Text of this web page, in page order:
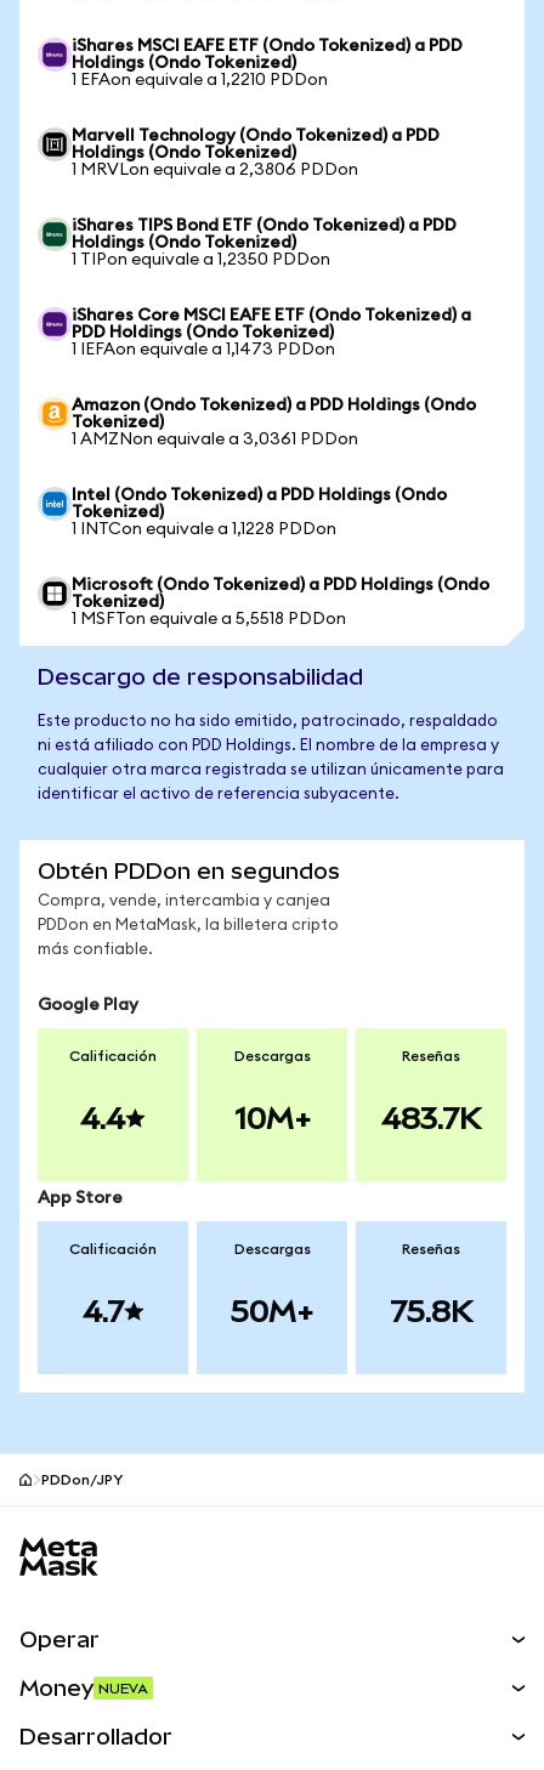
iShares MSCI EAFE ETF (Ondo Tokenized) a PDD
Holdings (Ondo Tokenized)
1 EFAon equivale a 1,2210 PDDon
Marvell Technology (Ondo Tokenized) a PDD
Holdings (Ondo Tokenized)
1 MRVLon equivale a 2,3806 PDDon
iShares TIPS Bond ETF (Ondo Tokenized) a PDD
Holdings (Ondo Tokenized)
1 TIPon equivale a 1,2350 PDDon
iShares Core MSCI EAFE ETF (Ondo Tokenized) a
PDD Holdings (Ondo Tokenized)
1 IEFAon equivale a 1,1473 PDDon
Amazon (Ondo Tokenized) a PDD Holdings (Ondo
Tokenized)
1 AMZNon equivale a 3,0361 PDDon
Intel (Ondo Tokenized) a PDD Holdings (Ondo
Tokenized)
1 INTCon equivale a 1,1228 PDDon
Microsoft (Ondo Tokenized) a PDD Holdings (Ondo
Tokenized)
1 MSFTon equivale a 5,5518 PDDon
Descargo de responsabilidad
Este producto no ha sido emitido, patrocinado, respaldado
ni está afiliado con PDD Holdings. El nombre de la empresa y
cualquier otra marca registrada se utilizan únicamente para
identificar el activo de referencia subyacente.
Obtén PDDon en segundos
Compra, vende, intercambia y canjea
PDDon en MetaMask, la billetera cripto
más confiable.
Google Play
Calificación
4.4
Descargas
10M+
Reseñas
483.7K
App Store
Calificación
4.7
Descargas
50M+
Reseñas
75.8K
PDDon/JPY
Operar
Money NUEVA
Desarrollador